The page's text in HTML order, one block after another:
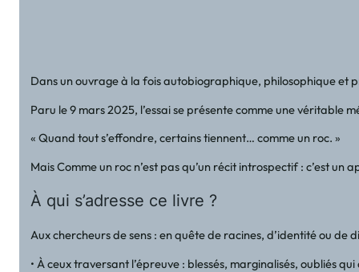
Dans un ouvrage à la fois autobiographique, philosophique et
Paru le 9 mars 2025, l’essai se présente comme une véritable
« Quand tout s’effondre, certains tiennent… comme un roc. »
Mais Comme un roc n’est pas qu’un récit introspectif : c’est
À qui s’adresse ce livre ?
Aux chercheurs de sens : en quête de racines, d’identité ou de
• À ceux traversant l’épreuve : blessés, marginalisés, oubliés